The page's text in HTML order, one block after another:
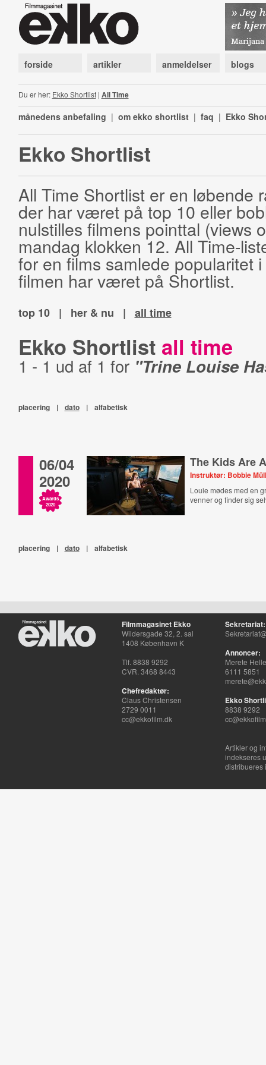
forside artikler anmeldelser blogs
Du er her: Ekko Shortlist| All Time
månedens anbefaling | om ekko shortlist | faq | Ekko
Ekko Shortlist
All Time Shortlist er en løbende
der har været på top 10 eller
nulstilles filmens pointtal (views
mandag klokken 12. All Time-
for en films samlede popularitet
filmen har været på Shortlist.
top 10 | her & nu | all time
Ekko Shortlist all time
1 - 1 ud af 1 for "Trine Louise
placering | dato | alfabetisk
06/04
2020
Awards
2020
The Kids Are
Instruktør: Bobbie
Louie mødes med en
venner og finder sig
placering | dato | alfabetisk
Filmmagasinet Ekko
Wildersgade 32, 2. sal
1408 København K
Tlf. 8838 9292
CVR. 3468 8443
Chefredaktør:
Claus Christensen
2729 0011
cc@ekkofilm.dk
Sekretariat:
Annoncer:
Merete
6111 5851
Ekko
8838 9292
Artikler og
indekseres
distribueres